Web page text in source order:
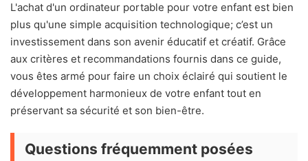
L'achat d'un ordinateur portable pour votre enfant est bien
plus qu'une simple acquisition technologique; c’est un
investissement dans son avenir éducatif et créatif. Grâce
aux critères et recommandations fournis dans ce guide,
vous êtes armé pour faire un choix éclairé qui soutient le
développement harmonieux de votre enfant tout en
préservant sa sécurité et son bien-être.
Questions fréquemment posées